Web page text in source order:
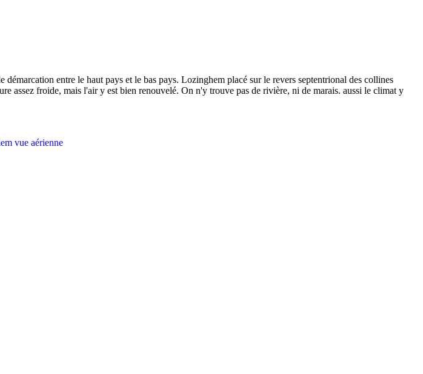
entre le haut pays et le bas pays. Lozinghem placé sur le revers septentrional des collines
assez froide, mais l'air y est bien renouvelé. On n'y trouve pas de rivière, ni de marais. aussi le climat y
vue aérienne